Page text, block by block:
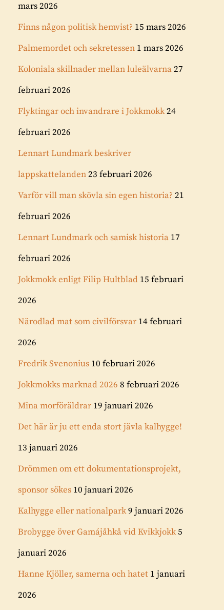
mars 2026
Finns någon politisk hemvist? 15 mars 2026
Palmemordet och sekretessen 1 mars 2026
Koloniala skillnader mellan luleälvarna27
februari 2026
Flyktingar och invandrare i Jokkmokk24
februari 2026
Lennart Lundmark beskriver
lappskattelanden23 februari 2026
Varför vill man skövla sin egen historia? 21
februari 2026
Lennart Lundmark och samisk historia 17
februari 2026
Jokkmokk enligt Filip Hultblad 15 februari
2026
Närodlad mat som civilförsvar 14 februari
2026
Fredrik Svenonius 10 februari 2026
Jokkmokks marknad 2026 8 februari 2026
Mina morföräldrar 19 januari 2026
Det här är ju ett enda stort jävla kalhygge!
13 januari 2026
Drömmen om ett dokumentationsprojekt,
sponsor sökes 10 januari 2026
Kalhygge eller nationalpark9 januari 2026
Brobygge över Gamájåhkå vid Kvikkjokk5
januari 2026
Hanne Kjöller, samerna och hatet 1 januari
2026